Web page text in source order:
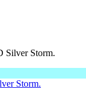
Silver Storm.